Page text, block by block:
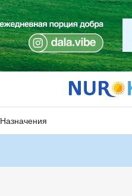
Назначения